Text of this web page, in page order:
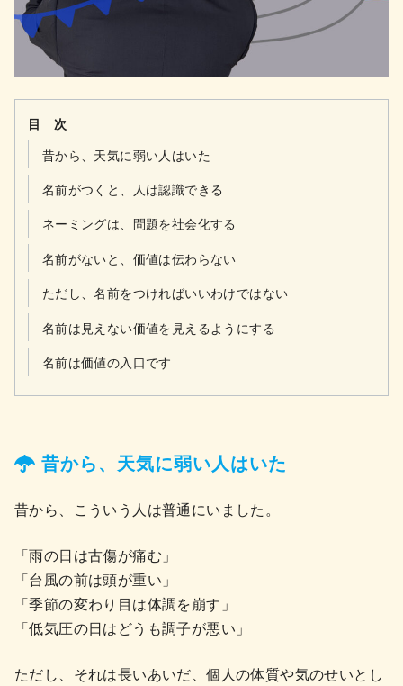
目 次
昔から、天気に弱い人はいた
名前がつくと、人は認識できる
ネーミングは、問題を社会化する
名前がないと、価値は伝わらない
ただし、名前をつければいいわけではない
名前は見えない価値を見えるようにする
名前は価値の入口です
昔から、天気に弱い人はいた
昔から、こういう人は普通にいました。
「雨の日は古傷が痛む」
「台風の前は頭が重い」
「季節の変わり目は体調を崩す」
「低気圧の日はどうも調子が悪い」
ただし、それは長いあいだ、個人の体質や気のせいとし